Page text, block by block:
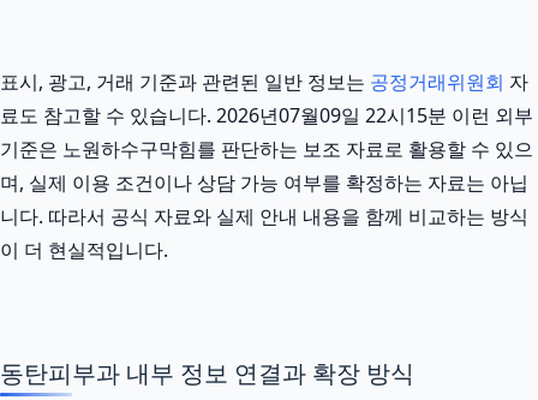
표시, 광고, 거래 기준과 관련된 일반 정보는 공정거래위원회 자
료도 참고할 수 있습니다. 2026년07월09일 22시15분 이런 외부
기준은 노원하수구막힘를 판단하는 보조 자료로 활용할 수 있으
며, 실제 이용 조건이나 상담 가능 여부를 확정하는 자료는 아닙
니다. 따라서 공식 자료와 실제 안내 내용을 함께 비교하는 방식
이 더 현실적입니다.
동탄피부과 내부 정보 연결과 확장 방식